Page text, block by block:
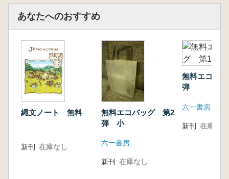
あなたへのおすすめ
縄文ノート 無料
新刊 在庫なし
無料エコバッグ 第2
弾 小
六一書房
新刊 在庫なし
無料エコバ
弾
六一書房
新刊 在庫なし